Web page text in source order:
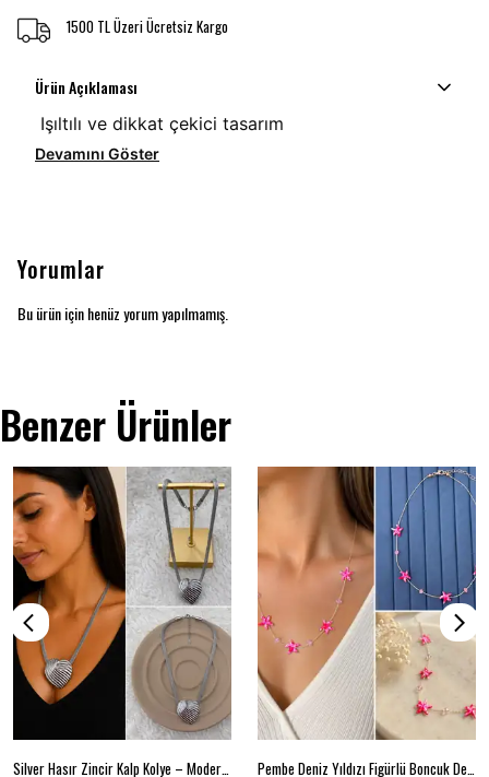
1500 TL Üzeri Ücretsiz Kargo
Ürün Açıklaması
Işıltılı ve dikkat çekici tasarım
Devamını Göster
Yorumlar
Bu ürün için henüz yorum yapılmamış.
Benzer Ürünler
Silver Hasır Zincir Kalp Kolye – Modern Kabartmalı Tasarım Pembe Deniz Yıldızı Figürlü Boncuk Detaylı Zincir Kolye